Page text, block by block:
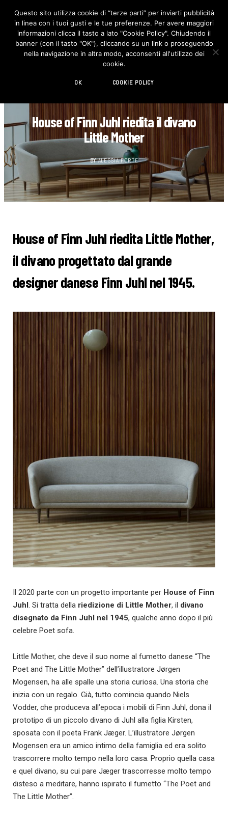
F
c
e
b
o
I
n
s
t
House of Finn Juhl riedita il divano
Little Mother
BY ALESSIA FORTE
House of Finn Juhl riedita Little Mother,
il divano progettato dal grande
designer danese Finn Juhl nel 1945.
Il 2020 parte con un progetto importante per House of Finn
Juhl. Si tratta della riedizione di Little Mother, il divano
disegnato da Finn Juhl nel 1945, qualche anno dopo il più
celebre Poet sofa.
Little Mother, che deve il suo nome al fumetto danese “The
Poet and The Little Mother” dell’illustratore Jørgen
Mogensen, ha alle spalle una storia curiosa. Una storia che
inizia con un regalo. Già, tutto comincia quando Niels
Vodder, che produceva all’epoca i mobili di Finn Juhl, dona il
prototipo di un piccolo divano di Juhl alla figlia Kirsten,
sposata con il poeta Frank Jæger. L’illustratore Jørgen
Mogensen era un amico intimo della famiglia ed era solito
trascorrere molto tempo nella loro casa. Proprio quella casa
e quel divano, su cui pare Jæger trascorresse molto tempo
disteso a meditare, hanno ispirato il fumetto “The Poet and
The Little Mother”.
Questo sito utilizza cookie di “terze parti” per inviarti pubblicità
in linea con i tuoi gusti e le tue preferenze. Per avere maggiori
informazioni clicca il tasto a lato "Cookie Policy". Chiudendo il
banner (con il tasto "OK"), cliccando su un link o proseguendo
nella navigazione in altra modo, acconsenti all'utilizzo dei
cookie.
OK COOKIE POLICY